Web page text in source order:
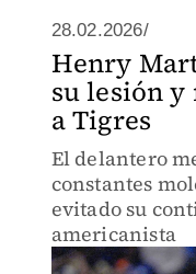
28.02.2026/
Henry
su lesión
a Tigres
El delantero
constantes
evitado su
americanista